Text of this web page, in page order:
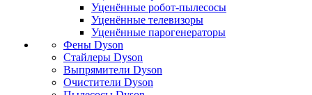
Уценённые робот-пылесосы
Уценённые телевизоры
Уценённые парогенераторы
Фены Dyson
Стайлеры Dyson
Выпрямители Dyson
Очистители Dyson